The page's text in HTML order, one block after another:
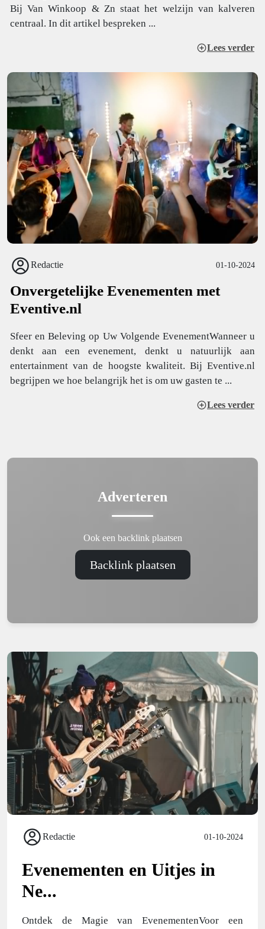
Bij Van Winkoop & Zn staat het welzijn van kalveren
centraal. In dit artikel bespreken ...
Lees verder
Redactie 01-10-2024
Onvergetelijke Evenementen met
Eventive.nl
Sfeer en Beleving op Uw Volgende EvenementWanneer u
denkt aan een evenement, denkt u natuurlijk aan
entertainment van de hoogste kwaliteit. Bij Eventive.nl
begrijpen we hoe belangrijk het is om uw gasten te ...
Lees verder
Adverteren
Ook een backlink plaatsen
Backlink plaatsen
Redactie 01-10-2024
Evenementen en Uitjes in
Ne...
Ontdek de Magie van EvenementenVoor een